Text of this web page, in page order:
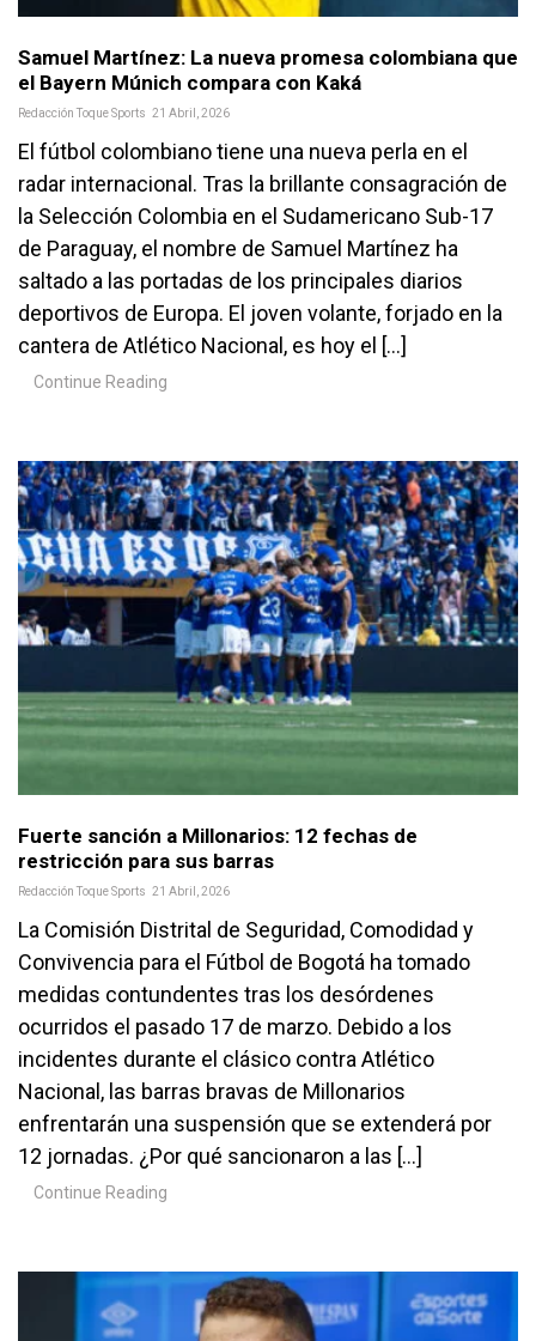
Samuel Martínez: La nueva promesa colombiana que
el Bayern Múnich compara con Kaká
Redacción Toque Sports 21 Abril, 2026
El fútbol colombiano tiene una nueva perla en el
radar internacional. Tras la brillante consagración de
la Selección Colombia en el Sudamericano Sub-17
de Paraguay, el nombre de Samuel Martínez ha
saltado a las portadas de los principales diarios
deportivos de Europa. El joven volante, forjado en la
cantera de Atlético Nacional, es hoy el […]
Continue Reading
Fuerte sanción a Millonarios: 12 fechas de
restricción para sus barras
Redacción Toque Sports 21 Abril, 2026
La Comisión Distrital de Seguridad, Comodidad y
Convivencia para el Fútbol de Bogotá ha tomado
medidas contundentes tras los desórdenes
ocurridos el pasado 17 de marzo. Debido a los
incidentes durante el clásico contra Atlético
Nacional, las barras bravas de Millonarios
enfrentarán una suspensión que se extenderá por
12 jornadas. ¿Por qué sancionaron a las […]
Continue Reading